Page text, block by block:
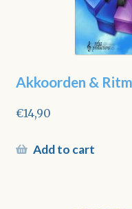
Akkoorden &
€14,90
Add to cart